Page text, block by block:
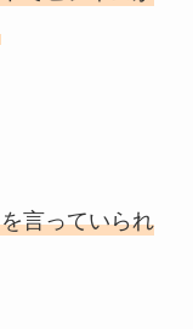
言っていられ